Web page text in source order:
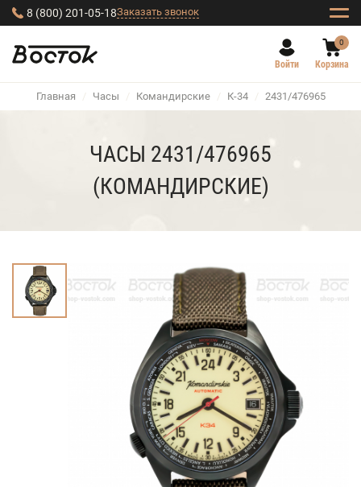
8 (800) 201-05-18Заказать звонок
Войти
0
Корзина
Главная / Часы / Командирские / К-34 / 2431/476965
ЧАСЫ 2431/476965
(КОМАНДИРСКИЕ)